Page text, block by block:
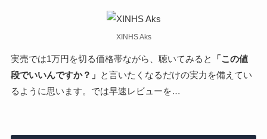
XINHS Aks
実売では1万円を切る価格帯ながら、聴いてみると
「この値
段でいいんですか？」 と言いたくなるだけの実力を備えてい
るように思います。では早速レビューを…